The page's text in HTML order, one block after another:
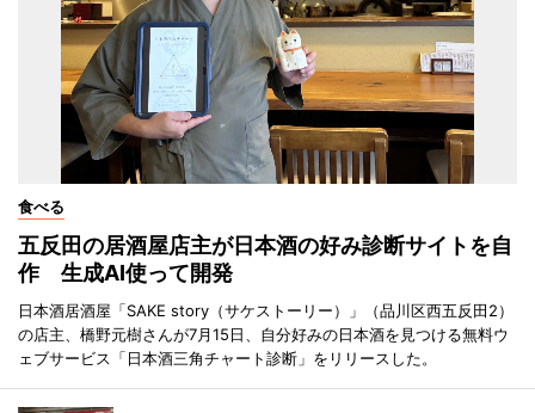
食べる
五反田の居酒屋店主が日本酒の好み診断サイトを自
作 生成AI使って開発
日本酒居酒屋「SAKE story（サケストーリー）」（品川区西五反田2）
の店主、橋野元樹さんが7月15日、自分好みの日本酒を見つける無料ウ
ェブサービス「日本酒三角チャート診断」をリリースした。